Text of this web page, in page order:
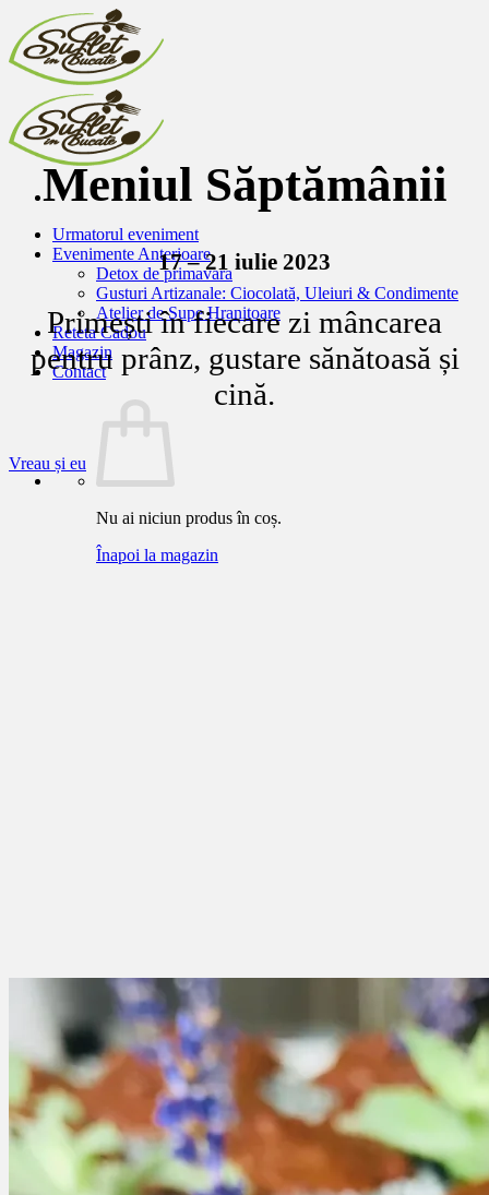
to
content
Urmatorul eveniment
Evenimente Anterioare
Detox de primavara
Gusturi Artizanale: Ciocolată, Uleiuri & Condimente
Atelier de Supe Hranitoare
Reteta Cadou
Magazin
Contact
Nu ai niciun produs în coș.
Înapoi la magazin
Meniul Săptămânii
17 – 21 iulie 2023
Primești în fiecare zi mâncarea
pentru prânz, gustare sănătoasă și
cină.
Vreau și eu